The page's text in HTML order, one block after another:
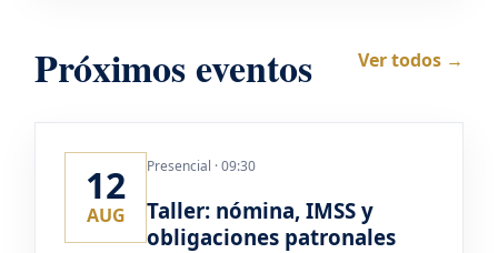
Próximos eventos Ver todos →
12
AUG
Presencial · 09:30
Taller: nómina, IMSS y
obligaciones patronales